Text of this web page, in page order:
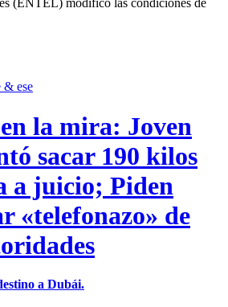
(ENTEL) modificó las condiciones de
& ese
la mira: Joven
sacar 190 kilos
a juicio; Piden
«telefonazo» de
a Dubái.